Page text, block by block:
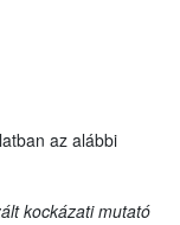
az alábbi
kockázati mutató